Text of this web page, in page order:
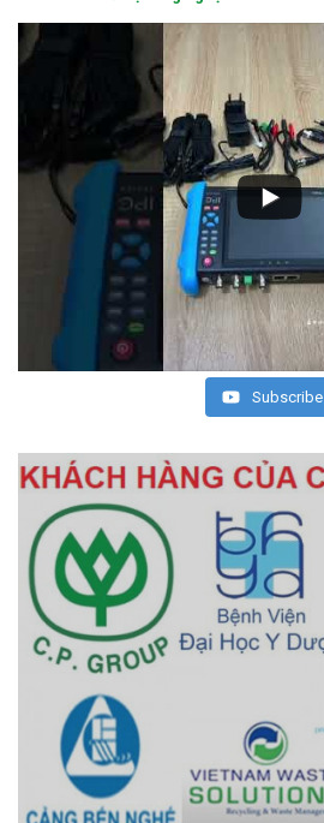
Subscribe